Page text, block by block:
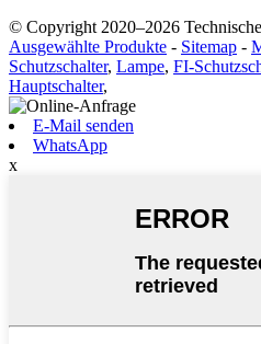
© Copyright 2020–2026
Ausgewählte Produkte - Sitemap -
Schutzschalter, Lampe, FI-
Hauptschalter,
E-Mail senden
WhatsApp
x